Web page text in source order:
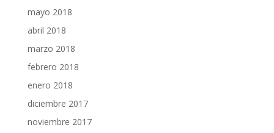
mayo 2018
abril 2018
marzo 2018
febrero 2018
enero 2018
diciembre 2017
noviembre 2017